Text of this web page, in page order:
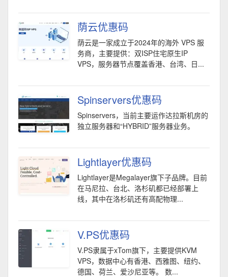
荫云优惠码
荫云是一家成立于2024年的海外 VPS 服
务商，主要提供：双ISP住宅原生IP
VPS，服务器节点覆盖香港、台湾、日...
Spinservers优惠码
Spinservers，当前主要运作达拉斯机房的
独立服务器和“HYBRID”服务器业务。
Lightlayer优惠码
Lightlayer是Megalayer旗下子品牌。目前
在马尼拉、台北、洛杉矶都已经部署上
线，其中在洛杉矶还有高配物理...
V.PS优惠码
V.PS隶属于xTom旗下，主要提供KVM
VPS，数据中心有香港、西雅图、纽约、
德国、荷兰、爱沙尼亚等。 数...